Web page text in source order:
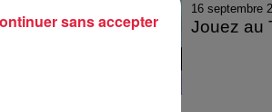
16 septembre
Jouez au
sans accepter